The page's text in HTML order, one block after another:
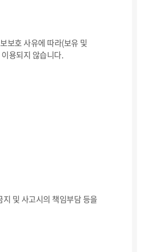
보호 사유에 따라(보유 및
용되지 않습니다.
및 사고시의 책임부담 등을